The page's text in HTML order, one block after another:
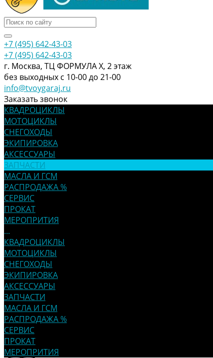
+7 (495) 642-43-03
+7 (495) 642-43-03
г. Москва, ТЦ ФОРМУЛА Х, 2 этаж
без выходных с 10-00 до 21-00
info@tvoygaraj.ru
Заказать звонок
КВАДРОЦИКЛЫ
МОТОЦИКЛЫ
СНЕГОХОДЫ
ЭКИПИРОВКА
АКСЕССУАРЫ
ЗАПЧАСТИ
МАСЛА И ГСМ
РАСПРОДАЖА %
СЕРВИС
ПРОКАТ
МЕРОПРИТИЯ
...
КВАДРОЦИКЛЫ
МОТОЦИКЛЫ
СНЕГОХОДЫ
ЭКИПИРОВКА
АКСЕССУАРЫ
ЗАПЧАСТИ
МАСЛА И ГСМ
РАСПРОДАЖА %
СЕРВИС
ПРОКАТ
МЕРОПРИТИЯ